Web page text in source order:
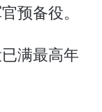
预备役。
满最高年